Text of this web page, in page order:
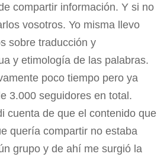
compartir información. Y si no
vosotros. Yo misma llevo
sobre traducción y
y etimología de las palabras.
poco tiempo pero ya
3.000 seguidores en total.
cuenta de que el contenido que
quería compartir no estaba
grupo y de ahí me surgió la